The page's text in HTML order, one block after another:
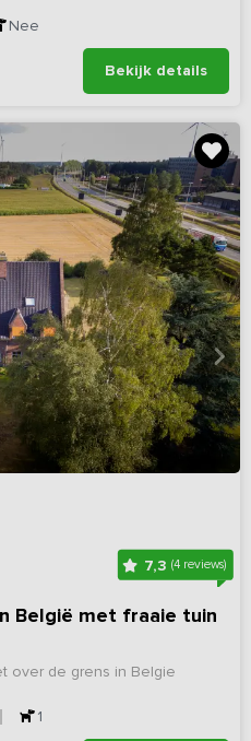
Nee
Bekijk details
7,3(4 reviews)
België met fraaie tuin
over de grens in Belgie
1